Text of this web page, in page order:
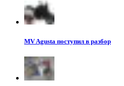
MV Agusta поступил в разбор